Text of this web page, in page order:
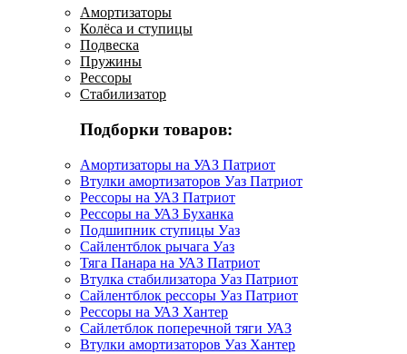
Амортизаторы
Колёса и ступицы
Подвеска
Пружины
Рессоры
Стабилизатор
Подборки товаров:
Амортизаторы на УАЗ Патриот
Втулки амортизаторов Уаз Патриот
Рессоры на УАЗ Патриот
Рессоры на УАЗ Буханка
Подшипник ступицы Уаз
Сайлентблок рычага Уаз
Тяга Панара на УАЗ Патриот
Втулка стабилизатора Уаз Патриот
Сайлентблок рессоры Уаз Патриот
Рессоры на УАЗ Хантер
Сайлетблок поперечной тяги УАЗ
Втулки амортизаторов Уаз Хантер